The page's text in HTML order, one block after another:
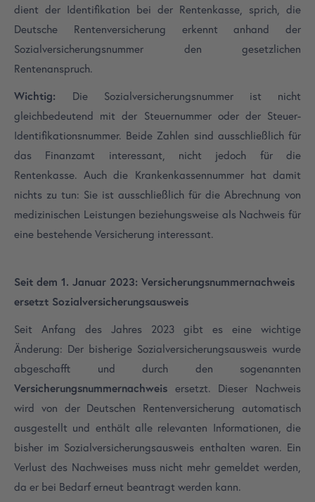
dient der Identifikation bei der Rentenkasse, sprich, die
Deutsche Rentenversicherung erkennt anhand der
Sozialversicherungsnummer den gesetzlichen
Rentenanspruch.
Wichtig: Die Sozialversicherungsnummer ist nicht
gleichbedeutend mit der Steuernummer oder der Steuer-
Identifikationsnummer. Beide Zahlen sind ausschließlich für
das Finanzamt interessant, nicht jedoch für die
Rentenkasse. Auch die Krankenkassennummer hat damit
nichts zu tun: Sie ist ausschließlich für die Abrechnung von
medizinischen Leistungen beziehungsweise als Nachweis für
eine bestehende Versicherung interessant.
Seit dem 1. Januar 2023: Versicherungsnummernachweis
ersetzt Sozialversicherungsausweis
Seit Anfang des Jahres 2023 gibt es eine wichtige
Änderung: Der bisherige Sozialversicherungsausweis wurde
abgeschafft und durch den sogenannten
Versicherungsnummernachweis ersetzt. Dieser Nachweis
wird von der Deutschen Rentenversicherung automatisch
ausgestellt und enthält alle relevanten Informationen, die
bisher im Sozialversicherungsausweis enthalten waren. Ein
Verlust des Nachweises muss nicht mehr gemeldet werden,
da er bei Bedarf erneut beantragt werden kann.